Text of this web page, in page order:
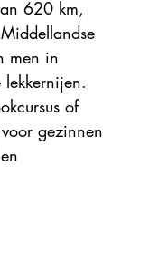
620 km,
men in
of
gezinnen